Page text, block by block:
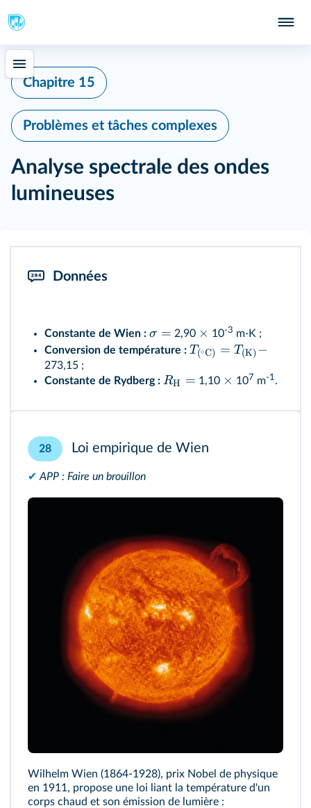
Chapitre 15
Problèmes et tâches complexes
Analyse spectrale des ondes
lumineuses
Données
Constante de Wien : σ = 2,90 × 10-3 m⋅ K ;
Conversion de température : T(∘C) = T(K) −
273,15 ;
Constante de Rydberg : RH = 1,10 × 107 m-1 .
28 Loi empirique de Wien
✔ APP : Faire un brouillon
Wilhelm Wien (1864-1928), prix Nobel de physique
en 1911, propose une loi liant la température d'un
corps chaud et son émission de lumière :